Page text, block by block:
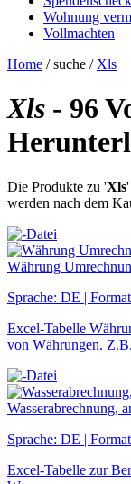
Wohnung
Vollmachten
Home / suche / Xls
Xls - 96
Die Produkte zu 'Xls'
werden nach dem
Währung
Sprache: DE |
Excel-Tabelle
von Währungen.
Wasserabrechnung,
Sprache: DE |
Excel-Tabelle zur